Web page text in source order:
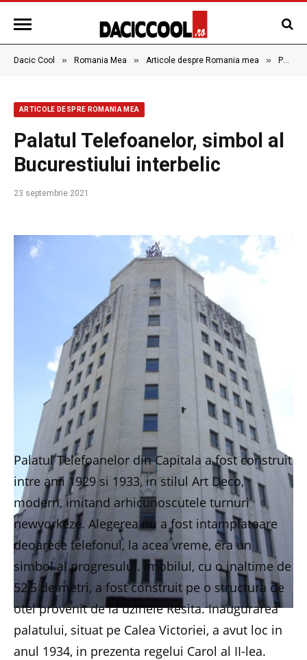
Dacic Cool » Romania Mea » Articole despre Romania mea » Palatul Telefoanelor, simbol al Bucurestiului interbelic
ARTICOLE DESPRE ROMANIA MEA
Palatul Telefoanelor, simbol al
Bucurestiului interbelic
23 septembrie 2021
Palatul Telefoanelor din Capitala a fost construit
intre anii 1929 si 1933, in stilul Art Deco,
modern, imitand arhicunoscutele turnuri
newyorkeze. Alegerea nu a fost intamplatoare
deoarece telefonul, la acea vreme, era un
simbol al progresului. Imobilul, cu o inaltime de
52,5 de metri, a fost construit pe o structura de
otel provenit de la uzinele Resita. Inaugurarea
palatului, situat pe Calea Victoriei, a avut loc in
anul 1934, in prezenta regelui Carol al II-lea.